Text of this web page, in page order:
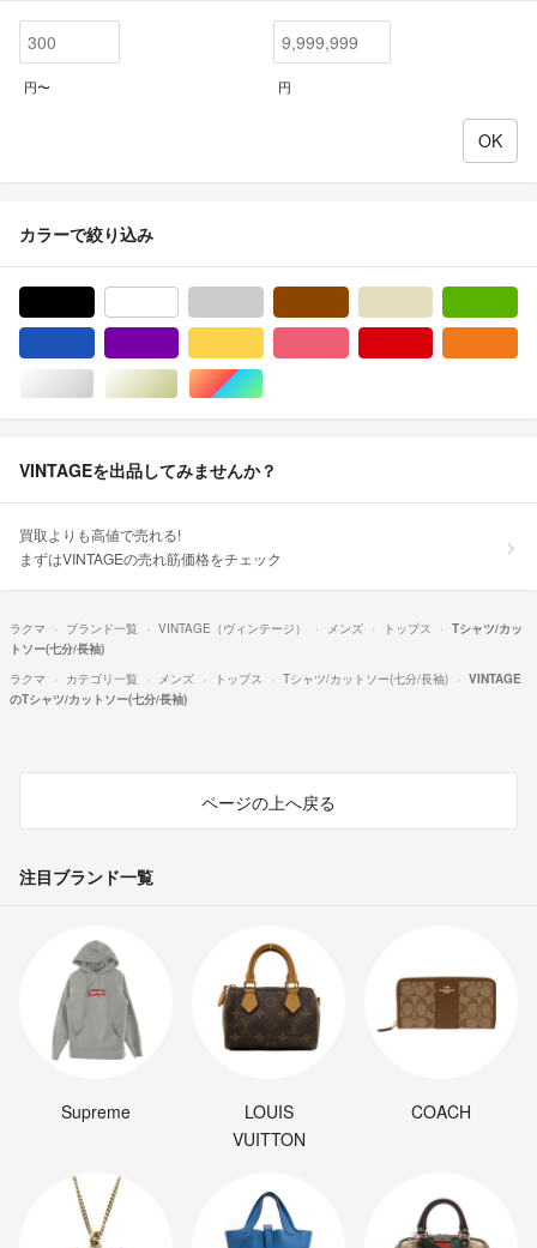
円〜 円
カラーで絞り込み
シルバー/銀色系ゴールド/金色系マルチカラー
VINTAGEを出品してみませんか？
買取よりも高値で売れる!
まずはVINTAGEの売れ筋価格をチェック
ラクマ ブランド一覧 VINTAGE（ヴィンテージ） メンズ トップス
Tシャツ/カッ
トソー(七分/長袖)
ラクマ
カテゴリ一覧 メンズ トップス Tシャツ/カットソー(七分/長袖)
VINTAGE
のTシャツ/カットソー(七分/長袖)
ページの上へ戻る
注目ブランド一覧
Supreme
LOUIS
VUITTON
COACH